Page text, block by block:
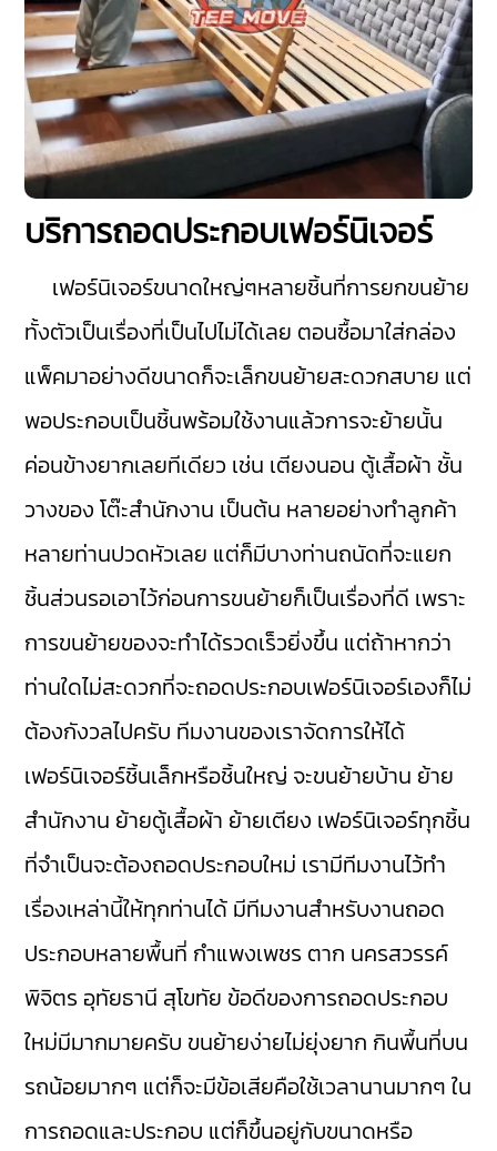
บริการถอดประกอบเฟอร์นิเจอร์
เฟอร์นิเจอร์ขนาดใหญ่ๆหลายชิ้นที่การยกขนย้าย
ทั้งตัวเป็นเรื่องที่เป็นไปไม่ได้เลย ตอนซื้อมาใส่กล่อง
แพ็คมาอย่างดีขนาดก็จะเล็กขนย้ายสะดวกสบาย แต่
พอประกอบเป็นชิ้นพร้อมใช้งานแล้วการจะย้ายนั้น
ค่อนข้างยากเลยทีเดียว เช่น เตียงนอน ตู้เสื้อผ้า ชั้น
วางของ โต๊ะสำนักงาน เป็นต้น หลายอย่างทำลูกค้า
หลายท่านปวดหัวเลย แต่ก็มีบางท่านถนัดที่จะแยก
ชิ้นส่วนรอเอาไว้ก่อนการขนย้ายก็เป็นเรื่องที่ดี เพราะ
การขนย้ายของจะทำได้รวดเร็วยิ่งขึ้น แต่ถ้าหากว่า
ท่านใดไม่สะดวกที่จะถอดประกอบเฟอร์นิเจอร์เองก็ไม่
ต้องกังวลไปครับ ทีมงานของเราจัดการให้ได้
เฟอร์นิเจอร์ชิ้นเล็กหรือชิ้นใหญ่ จะขนย้ายบ้าน ย้าย
สำนักงาน ย้ายตู้เสื้อผ้า ย้ายเตียง เฟอร์นิเจอร์ทุกชิ้น
ที่จำเป็นจะต้องถอดประกอบใหม่ เรามีทีมงานไว้ทำ
เรื่องเหล่านี้ให้ทุกท่านได้ มีทีมงานสำหรับงานถอด
ประกอบหลายพื้นที่ กำแพงเพชร ตาก นครสวรรค์
พิจิตร อุทัยธานี สุโขทัย ข้อดีของการถอดประกอบ
ใหม่มีมากมายครับ ขนย้ายง่ายไม่ยุ่งยาก กินพื้นที่บน
รถน้อยมากๆ แต่ก็จะมีข้อเสียคือใช้เวลานานมากๆ ใน
การถอดและประกอบ แต่ก็ขึ้นอยู่กับขนาดหรือ